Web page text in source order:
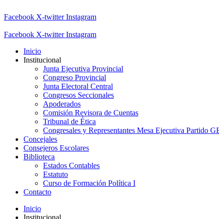
Facebook X-twitter Instagram
Facebook X-twitter Instagram
Inicio
Institucional
Junta Ejecutiva Provincial
Congreso Provincial
Junta Electoral Central
Congresos Seccionales
Apoderados
Comisión Revisora de Cuentas
Tribunal de Ética
Congresales y Representantes Mesa Ejecutiva Partido
Concejales
Consejeros Escolares
Biblioteca
Estados Contables
Estatuto
Curso de Formación Política I
Contacto
Inicio
Institucional